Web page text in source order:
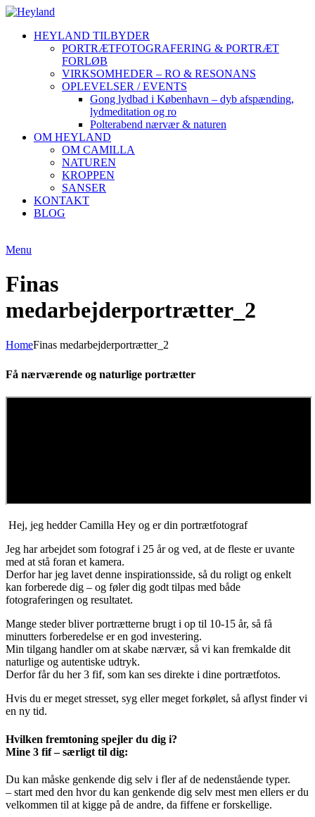
HEYLAND TILBYDER
PORTRÆTFOTOGRAFERING & PORTRÆT
FORLØB
VIRKSOMHEDER – RO & RESONANS
OPLEVELSER / EVENTS
Gong lydbad i København – dyb afspænding,
lydmeditation og ro
Polterabend nærvær & naturen
OM HEYLAND
OM CAMILLA
NATUREN
KROPPEN
SANSER
KONTAKT
BLOG
Menu
Finas
medarbejderportrætter_2
HomeFinas medarbejderportrætter_2
Få nærværende og naturlige portrætter
Hej, jeg hedder Camilla Hey og er din portrætfotograf
Jeg har arbejdet som fotograf i 25 år og ved, at de fleste er uvante
med at stå foran et kamera.
Derfor har jeg lavet denne inspirationsside, så du roligt og enkelt
kan forberede dig – og føler dig godt tilpas med både
fotograferingen og resultatet.
Mange steder bliver portrætterne brugt i op til 10-15 år, så få
minutters forberedelse er en god investering.
Min tilgang handler om at skabe nærvær, så vi kan fremkalde dit
naturlige og autentiske udtryk.
Derfor får du her 3 fif, som kan ses direkte i dine portrætfotos.
Hvis du er meget stresset, syg eller meget forkølet, så aflyst finder vi
en ny tid.
Hvilken fremtoning spejler du dig i?
Mine 3 fif – særligt til dig:
Du kan måske genkende dig selv i fler af de nedenstående typer.
– start med den hvor du kan genkende dig selv mest men ellers er du
velkommen til at kigge på de andre, da fiffene er forskellige.